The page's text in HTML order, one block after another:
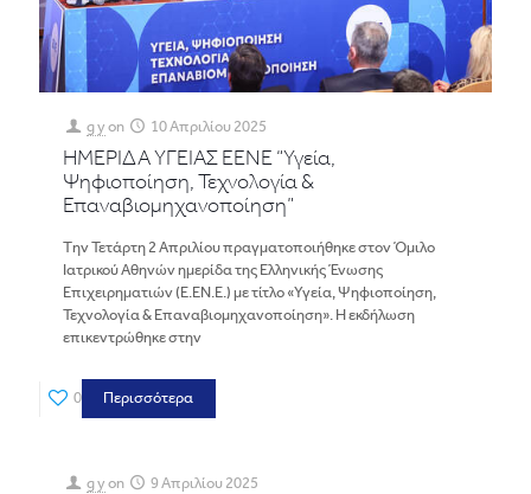
g y on 10 Απριλίου 2025
ΗΜΕΡΙΔΑ ΥΓΕΙΑΣ ΕΕΝΕ “Υγεία,
Ψηφιοποίηση, Τεχνολογία &
Επαναβιομηχανοποίηση”
Tην Τετάρτη 2 Απριλίου πραγματοποιήθηκε στον Όμιλο
Ιατρικού Αθηνών ημερίδα της Ελληνικής Ένωσης
Επιχειρηματιών (Ε.ΕΝ.Ε.) με τίτλο «Υγεία, Ψηφιοποίηση,
Τεχνολογία & Επαναβιομηχανοποίηση». Η εκδήλωση
επικεντρώθηκε στην
0 Περισσότερα
g y on 9 Απριλίου 2025